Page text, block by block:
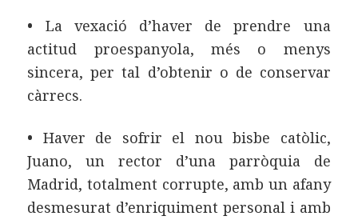
• La vexació d’haver de prendre una
actitud proespanyola, més o menys
sincera, per tal d’obtenir o de conservar
càrrecs.
• Haver de sofrir el nou bisbe catòlic,
Juano, un rector d’una parròquia de
Madrid, totalment corrupte, amb un afany
desmesurat d’enriquiment personal i amb